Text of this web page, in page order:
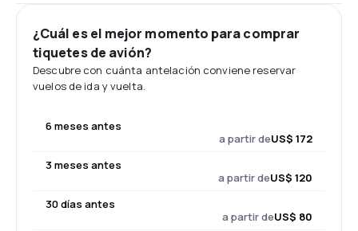
¿Cuál es el mejor momento para comprar
tiquetes de avión?
Descubre con cuánta antelación conviene reservar
vuelos de ida y vuelta.
6 meses antes
a partir deUS$ 172
3 meses antes
a partir deUS$ 120
30 días antes
a partir deUS$ 80